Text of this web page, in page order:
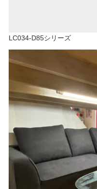
LC034-D85シリーズ